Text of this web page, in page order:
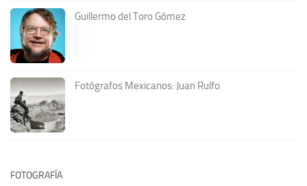
Guillermo del Toro Gómez
Fotógrafos Mexicanos: Juan Rulfo
FOTOGRAFÍA